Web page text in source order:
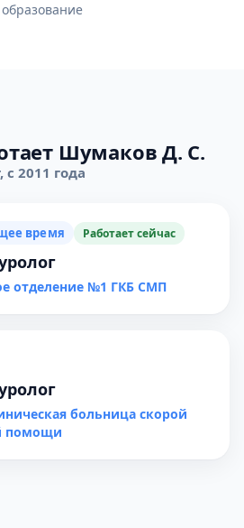
Шумаков Д. С.
2011 года
время Работает сейчас
отделение №1 ГКБ СМП
больница скорой
помощи